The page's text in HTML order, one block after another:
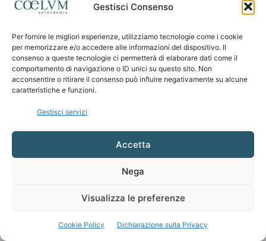
Gestisci Consenso
Per fornire le migliori esperienze, utilizziamo tecnologie come i cookie
per memorizzare e/o accedere alle informazioni del dispositivo. Il
consenso a queste tecnologie ci permetterà di elaborare dati come il
comportamento di navigazione o ID unici su questo sito. Non
acconsentire o ritirare il consenso può influire negativamente su alcune
caratteristiche e funzioni.
Gestisci servizi
Accetta
Nega
Visualizza le preferenze
Cookie Policy Dichiarazione sulla Privacy
SEGUICI